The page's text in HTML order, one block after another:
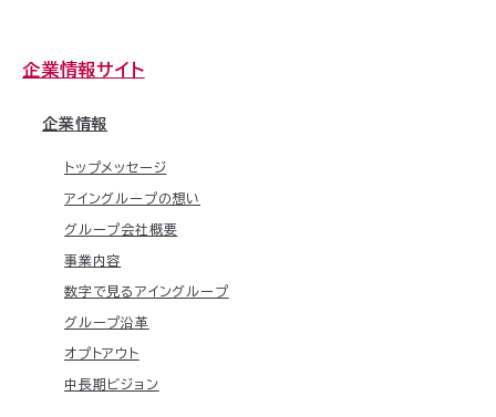
企業情報サイト
企業情報
トップメッセージ
アイングループの想い
グループ会社概要
事業内容
数字で見るアイングループ
グループ沿革
オプトアウト
中長期ビジョン